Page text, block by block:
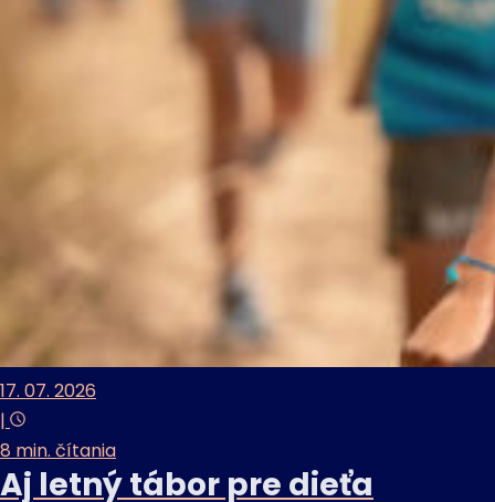
17. 07. 2026
|
8 min. čítania
Aj letný tábor pre dieťa